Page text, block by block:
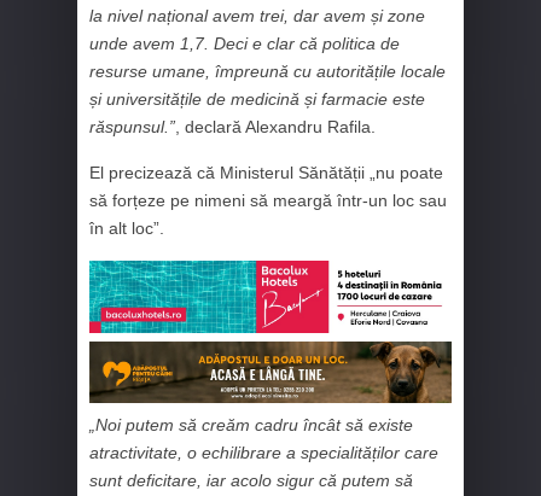
la nivel național avem trei, dar avem și zone
unde avem 1,7. Deci e clar că politica de
resurse umane, împreună cu autoritățile locale
și universitățile de medicină și farmacie este
răspunsul.” , declară Alexandru Rafila.
El precizează că Ministerul Sănătății „nu poate
să forțeze pe nimeni să meargă într-un loc sau
în alt loc”.
„Noi putem să creăm cadru încât să existe
atractivitate, o echilibrare a specialităților care
sunt deficitare, iar acolo sigur că putem să